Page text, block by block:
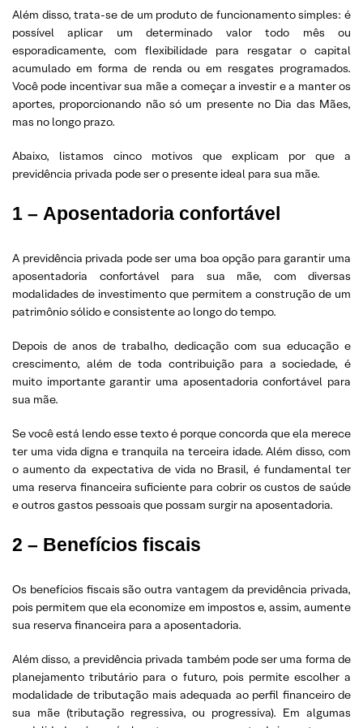
Além disso, trata-se de um produto de funcionamento simples: é
possível aplicar um determinado valor todo mês ou
esporadicamente, com flexibilidade para resgatar o capital
acumulado em forma de renda ou em resgates programados.
Você pode incentivar sua mãe a começar a investir e a manter os
aportes, proporcionando não só um presente no Dia das Mães,
mas no longo prazo.
Abaixo, listamos cinco motivos que explicam por que a
previdência privada pode ser o presente ideal para sua mãe.
1 – Aposentadoria confortável
A previdência privada pode ser uma boa opção para garantir uma
aposentadoria confortável para sua mãe, com diversas
modalidades de investimento que permitem a construção de um
patrimônio sólido e consistente ao longo do tempo.
Depois de anos de trabalho, dedicação com sua educação e
crescimento, além de toda contribuição para a sociedade, é
muito importante garantir uma aposentadoria confortável para
sua mãe.
Se você está lendo esse texto é porque concorda que ela merece
ter uma vida digna e tranquila na terceira idade. Além disso, com
o aumento da expectativa de vida no Brasil, é fundamental ter
uma reserva financeira suficiente para cobrir os custos de saúde
e outros gastos pessoais que possam surgir na aposentadoria.
2 – Benefícios fiscais
Os benefícios fiscais são outra vantagem da previdência privada,
pois permitem que ela economize em impostos e, assim, aumente
sua reserva financeira para a aposentadoria.
Além disso, a previdência privada também pode ser uma forma de
planejamento tributário para o futuro, pois permite escolher a
modalidade de tributação mais adequada ao perfil financeiro de
sua mãe (tributação regressiva, ou progressiva). Em algumas